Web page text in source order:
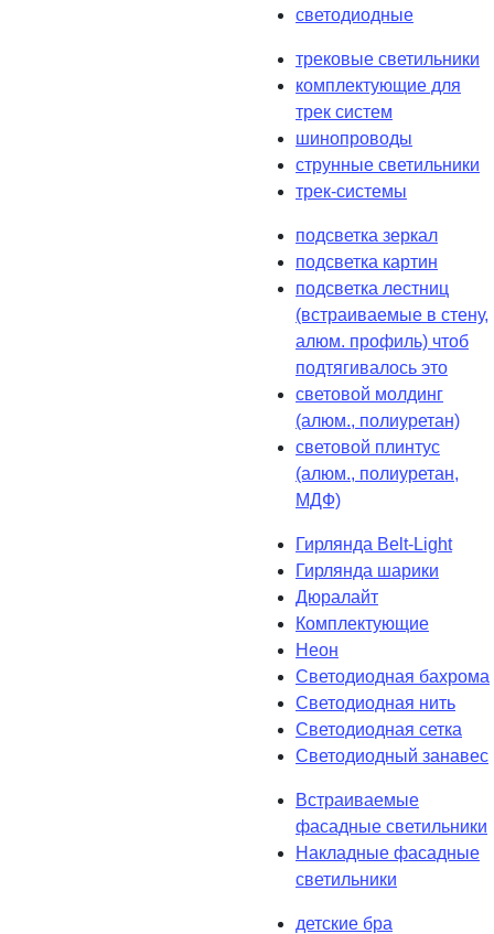
светодиодные
трековые светильники
комплектующие для
трек систем
шинопроводы
струнные светильники
трек-системы
подсветка зеркал
подсветка картин
подсветка лестниц
(встраиваемые в стену,
алюм. профиль) чтоб
подтягивалось это
световой молдинг
(алюм., полиуретан)
световой плинтус
(алюм., полиуретан,
МДФ)
Гирлянда Belt-Light
Гирлянда шарики
Дюралайт
Комплектующие
Неон
Светодиодная бахрома
Светодиодная нить
Светодиодная сетка
Светодиодный занавес
Встраиваемые
фасадные светильники
Накладные фасадные
светильники
детские бра